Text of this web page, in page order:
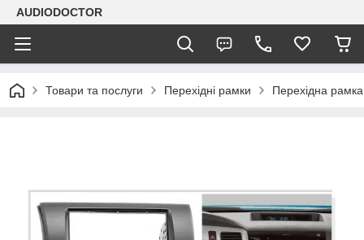
AUDIODOCTOR
Товари та послуги Перехідні рамки Перехідна